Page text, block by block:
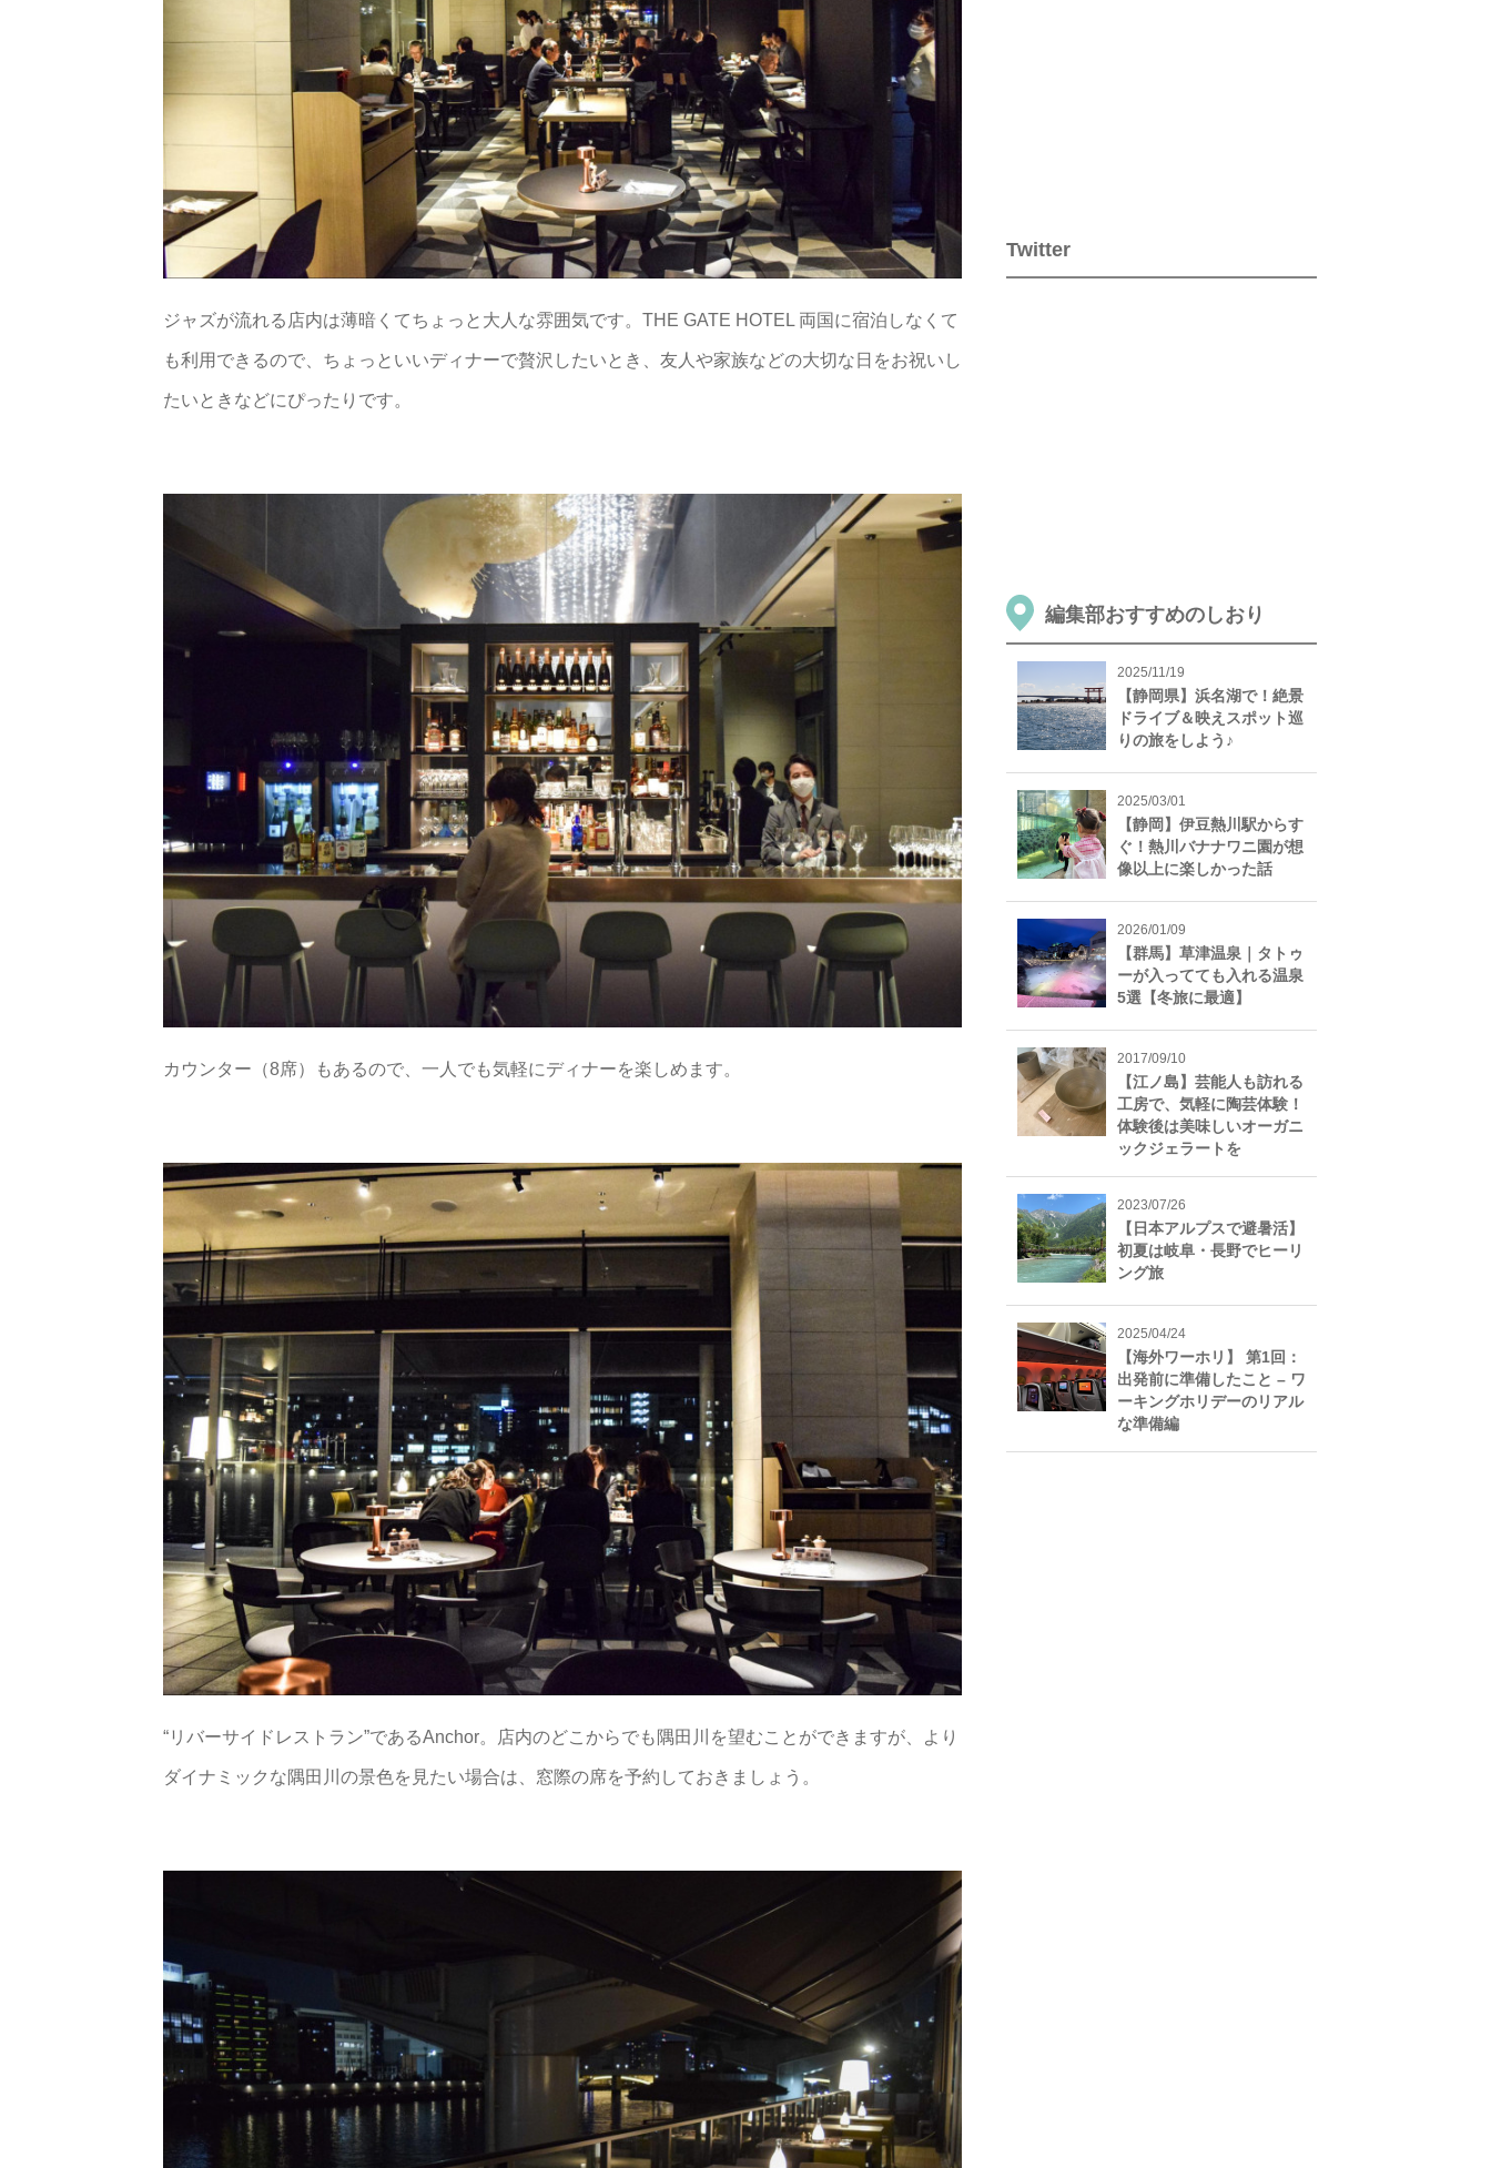
ジャズが流れる店内は薄暗くてちょっと大人な雰囲気です。THE GATE HOTEL 両国に宿泊しなくて
も利用できるので、ちょっといいディナーで贅沢したいとき、友人や家族などの大切な日をお祝いし
たいときなどにぴったりです。
カウンター（8席）もあるので、一人でも気軽にディナーを楽しめます。
“リバーサイドレストラン”であるAnchor。店内のどこからでも隅田川を望むことができますが、より
ダイナミックな隅田川の景色を見たい場合は、窓際の席を予約しておきましょう。
Twitter
編集部おすすめのしおり
2025/11/19
【静岡県】浜名湖で！絶景
ドライブ＆映えスポット巡
りの旅をしよう♪
2025/03/01
【静岡】伊豆熱川駅からす
ぐ！熱川バナナワニ園が想
像以上に楽しかった話
2026/01/09
【群馬】草津温泉｜タトゥ
ーが入ってても入れる温泉
5選【冬旅に最適】
2017/09/10
【江ノ島】芸能人も訪れる
工房で、気軽に陶芸体験！
体験後は美味しいオーガニ
ックジェラートを
2023/07/26
【日本アルプスで避暑活】
初夏は岐阜・長野でヒーリ
ング旅
2025/04/24
【海外ワーホリ】 第1回：
出発前に準備したこと – ワ
ーキングホリデーのリアル
な準備編